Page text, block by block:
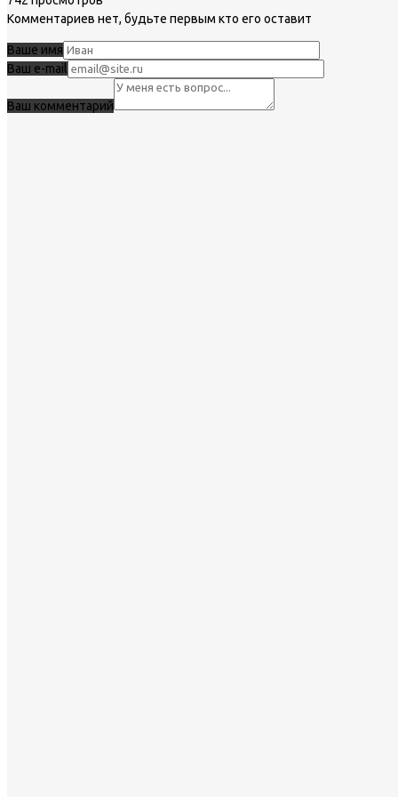
Комментариев нет, будьте первым кто его оставит
Ваше имя
Ваш e-mail
Ваш комментарий